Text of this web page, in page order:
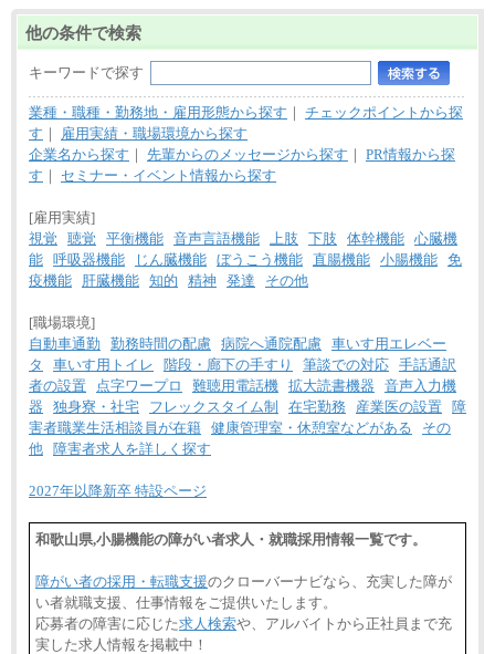
他の条件で検索
キーワードで探す
業種・職種・勤務地・雇用形態から探す ｜ チェックポイントから探
す ｜
雇用実績・職場環境から探す
企業名から探す ｜ 先輩からのメッセージから探す ｜ PR情報から探
す ｜ セミナー・イベント情報から探す
[雇用実績]
視覚
聴覚 平衡機能 音声言語機能 上肢 下肢 体幹機能 心臓機
能 呼吸器機能 じん臓機能 ぼうこう機能 直腸機能 小腸機能 免
疫機能
肝臓機能 知的 精神 発達 その他
[職場環境]
自動車通勤
勤務時間の配慮 病院へ通院配慮 車いす用エレベー
タ
車いす用トイレ 階段・廊下の手すり 筆談での対応 手話通訳
者の設置
点字ワープロ 難聴用電話機 拡大読書機器
音声入力機
器
独身寮・社宅 フレックスタイム制 在宅勤務 産業医の設置
障
害者職業生活相談員が在籍 健康管理室・休憩室などがある
その
他
障害者求人を詳しく探す
2027年以降新卒 特設ページ
和歌山県,小腸機能の障がい者求人・就職採用情報一覧です。
障がい者の採用・転職支援のクローバーナビなら、充実した障が
い者就職支援、仕事情報をご提供いたします。
応募者の障害に応じた求人検索や、アルバイトから正社員まで充
実した求人情報を掲載中！